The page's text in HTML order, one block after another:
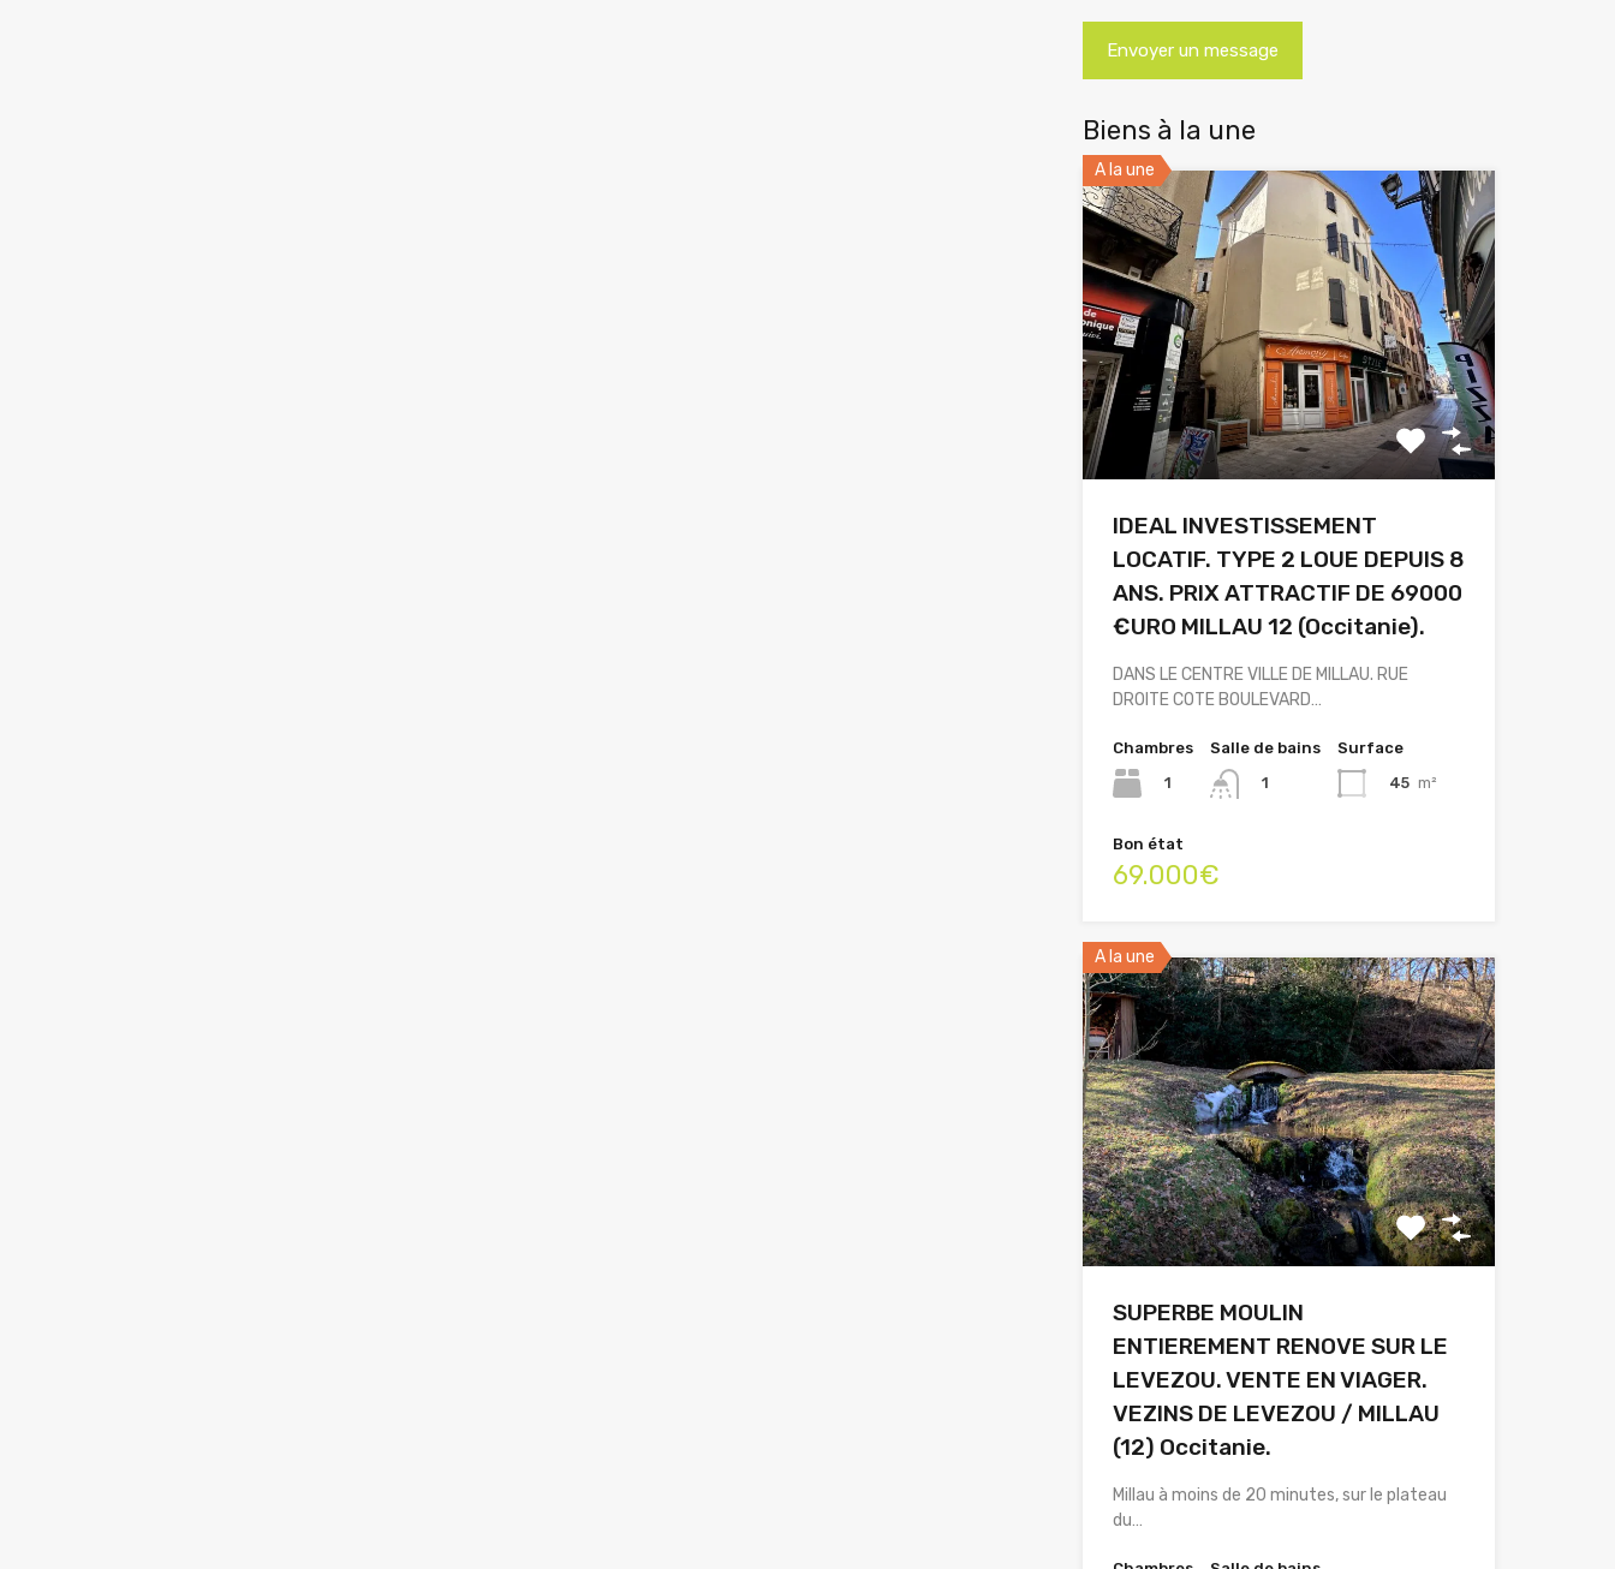
Biens à la une
A la une
IDEAL INVESTISSEMENT
LOCATIF. TYPE 2 LOUE DEPUIS 8
ANS. PRIX ATTRACTIF DE 69000
€URO MILLAU 12 (Occitanie).
DANS LE CENTRE VILLE DE MILLAU. RUE
DROITE COTE BOULEVARD…
Chambres
1
Salle de bains
1
Surface
45 m²
Bon état
69.000€
A la une
SUPERBE MOULIN
ENTIEREMENT RENOVE SUR LE
LEVEZOU. VENTE EN VIAGER.
VEZINS DE LEVEZOU / MILLAU
(12) Occitanie.
Millau à moins de 20 minutes, sur le plateau
du…